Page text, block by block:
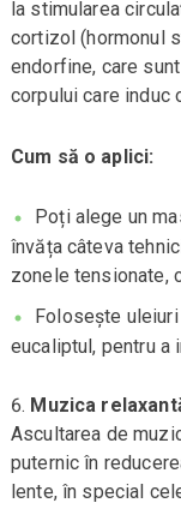
la stimularea
cortizol (hormonul
endorfine, care
corpului care induc
Cum să o aplici:
Poți alege un
învăța câteva
zonele tensionate,
Folosește
eucaliptul, pentru a
Muzica
Ascultarea de
puternic în
lente, în special